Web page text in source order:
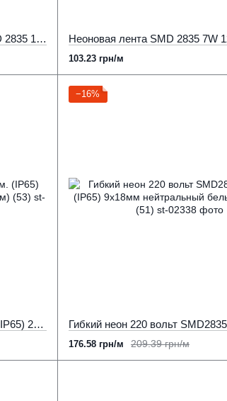
Светодиодная неоновая лента SMD 2835 10W 120 д.м. IP68 220В 8х16мм розовый (цена 1м)
103.23 грн/м
Неоновая лента AVT 2835 120 д.м. (IP65) 220В 8x16мм теплый белый (цена 1 м) (53)
−16%
209.39 грн/м
176.58 грн/м